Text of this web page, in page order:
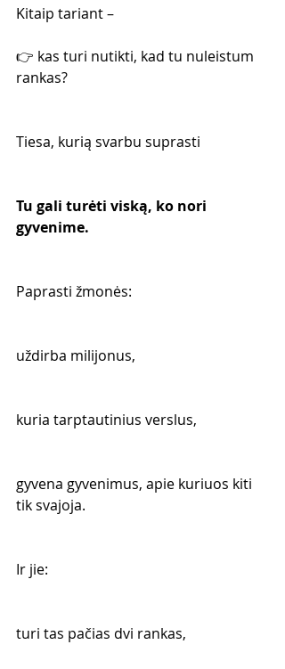
Kitaip tariant –
👉 kas turi nutikti, kad tu nuleistum
rankas?
Tiesa, kurią svarbu suprasti
Tu gali turėti viską, ko nori
gyvenime.
Paprasti žmonės:
uždirba milijonus,
kuria tarptautinius verslus,
gyvena gyvenimus, apie kuriuos kiti
tik svajoja.
Ir jie:
turi tas pačias dvi rankas,